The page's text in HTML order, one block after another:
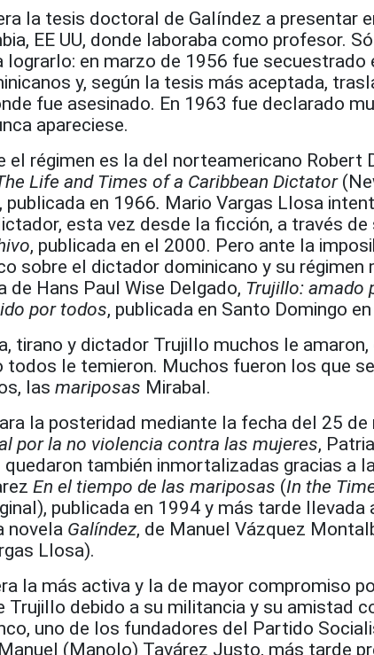
la tesis doctoral de Galíndez a presentar
EE UU, donde laboraba como profesor.
lograrlo: en marzo de 1956 fue secuestrado
y, según la tesis más aceptada,
fue asesinado. En 1963 fue declarado
apareciese.
el régimen es la del norteamericano Robert
Life and Times of a Caribbean Dictator
publicada en 1966. Mario Vargas Llosa
esta vez desde la ficción, a través de
, publicada en el 2000. Pero ante la
sobre el dictador dominicano y su régimen
Hans Paul Wise Delgado, Trujillo: amado
por todos, publicada en Santo Domingo
tirano y dictador Trujillo muchos le
todos le temieron. Muchos fueron los que
las mariposas Mirabal.
la posteridad mediante la fecha del 25 de
por la no violencia contra las mujeres,
también inmortalizadas gracias a
En el tiempo de las mariposas (In the
publicada en 1994 y más tarde llevada
novela Galíndez, de Manuel Vázquez
Llosa).
la más activa y la de mayor compromiso
Trujillo debido a su militancia y su amistad
uno de los fundadores del Partido
(Manolo) Tavárez Justo, más tarde